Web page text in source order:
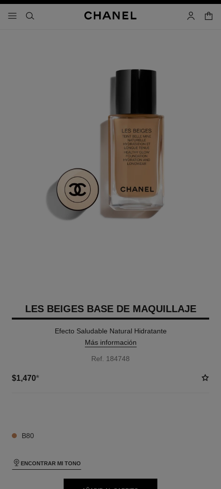
- navegación principal
buscar cuenta
carrito
LES BEIGES BASE DE MAQUILLAJE
Efecto Saludable Natural Hidratante
Más información
Ref. 184748
$1,470*
B80
ENCONTRAR MI TONO